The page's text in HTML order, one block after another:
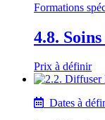
Formations
4.8.
Prix à définir
Dates à